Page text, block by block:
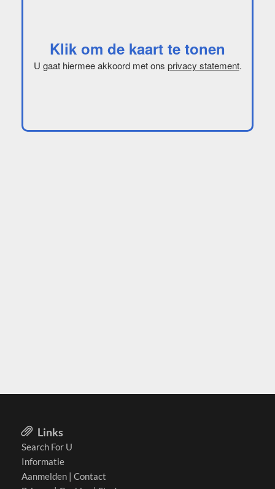
Klik om de kaart te tonen
U gaat hiermee akkoord met ons privacy statement.
Links
Search For U
Informatie
Aanmelden | Contact